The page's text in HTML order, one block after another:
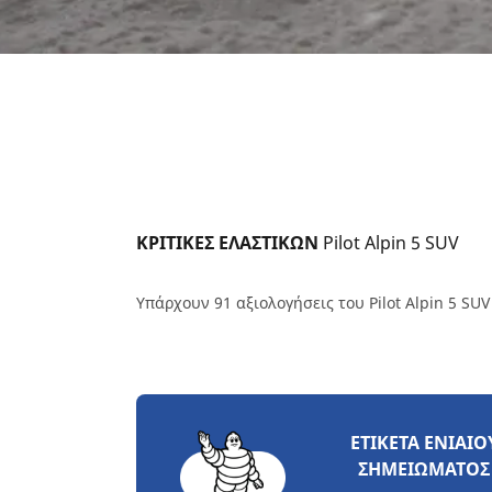
ΚΡΙΤΙΚΕΣ ΕΛΑΣΤΙΚΩΝ Pilot Alpin 5 SUV
Υπάρχουν 91 αξιολογήσεις του Pilot Alpin 5 SUV
ΕΤΙΚΈΤΑ
ΣΗΜΕΙΏΜΑΤΟΣ